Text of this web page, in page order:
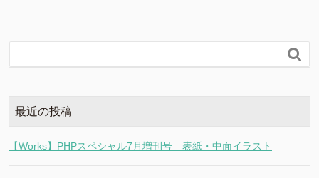

最近の投稿
【Works】PHPスペシャル7月増刊号 表紙・中面イラスト